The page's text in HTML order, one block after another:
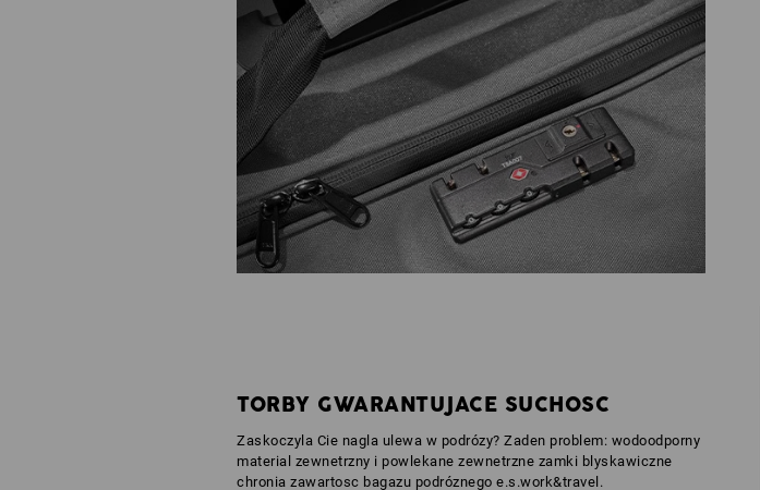
TORBY GWARANTUJACE SUCHOSC
Zaskoczyla Cie nagla ulewa w podrózy? Zaden problem: wodoodporny
material zewnetrzny i powlekane zewnetrzne zamki blyskawiczne
chronia zawartosc bagazu podróznego e.s.work&travel.